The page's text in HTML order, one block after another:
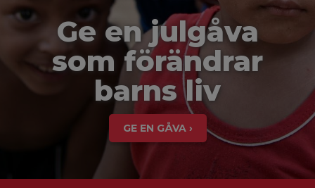
Ge en julgåva
som förändrar
barns liv
GE EN GÅVA ›